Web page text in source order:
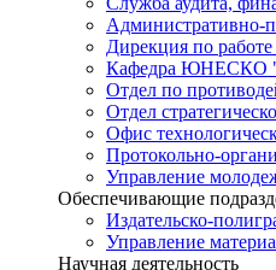
Административно-
Дирекция по
Кафедра ЮНЕСКО
Отдел по
Отдел
Офис
Протокольно-
Управление
Обеспечивающие
Издательско-
Управление
Научная деятельность